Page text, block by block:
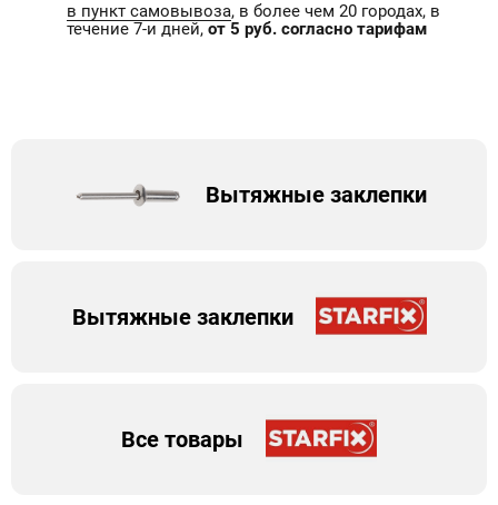
в пункт самовывоза, в более чем 20 городах, в
течение 7-и дней, от 5 руб. согласно тарифам
Вытяжные заклепки
Вытяжные заклепки
Все товары